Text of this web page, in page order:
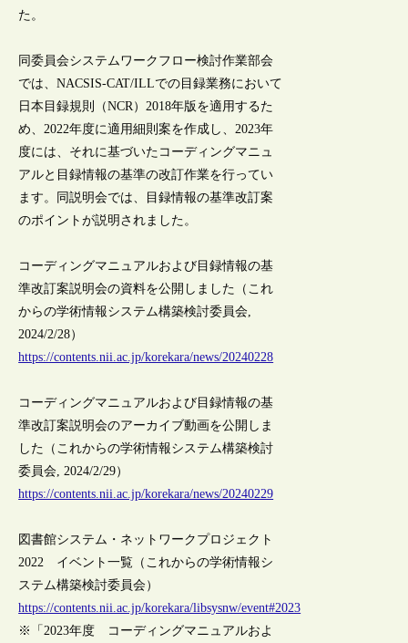
た。
同委員会システムワークフロー検討作業部会
では、NACSIS-CAT/ILLでの目録業務において
日本目録規則（NCR）2018年版を適用するた
め、2022年度に適用細則案を作成し、2023年
度には、それに基づいたコーディングマニュ
アルと目録情報の基準の改訂作業を行ってい
ます。同説明会では、目録情報の基準改訂案
のポイントが説明されました。
コーディングマニュアルおよび目録情報の基
準改訂案説明会の資料を公開しました（これ
からの学術情報システム構築検討委員会,
2024/2/28）
https://contents.nii.ac.jp/korekara/news/20240228
コーディングマニュアルおよび目録情報の基
準改訂案説明会のアーカイブ動画を公開しま
した（これからの学術情報システム構築検討
委員会, 2024/2/29）
https://contents.nii.ac.jp/korekara/news/20240229
図書館システム・ネットワークプロジェクト
2022 イベント一覧（これからの学術情報シ
ステム構築検討委員会）
https://contents.nii.ac.jp/korekara/libsysnw/event#2023
※「2023年度 コーディングマニュアルおよ